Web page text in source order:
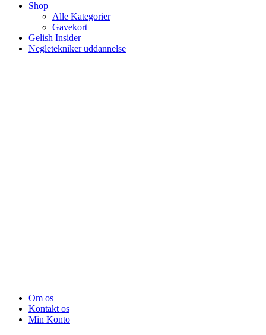
Shop
Alle Kategorier
Gavekort
Gelish Insider
Negletekniker uddannelse
Om os
Kontakt os
Min Konto